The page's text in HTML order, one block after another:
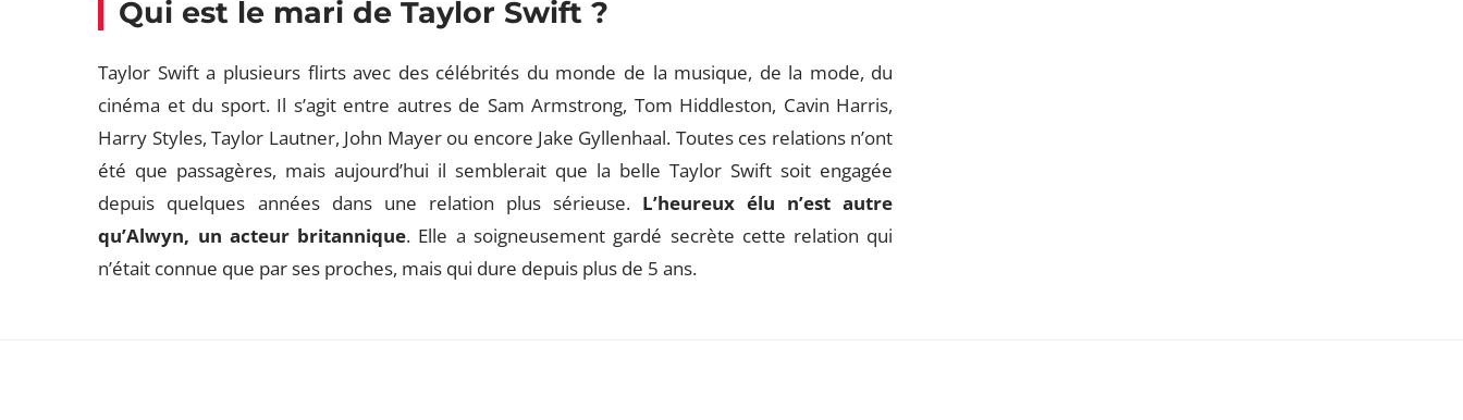
Qui est le mari de Taylor Swift ?
Taylor Swift a plusieurs flirts avec des célébrités du monde de la musique, de la mode, du
cinéma et du sport. Il s’agit entre autres de Sam Armstrong, Tom Hiddleston, Cavin Harris,
Harry Styles, Taylor Lautner, John Mayer ou encore Jake Gyllenhaal. Toutes ces relations n’ont
été que passagères, mais aujourd’hui il semblerait que la belle Taylor Swift soit engagée
depuis quelques années dans une relation plus sérieuse. L’heureux élu n’est autre
qu’Alwyn, un acteur britannique. Elle a soigneusement gardé secrète cette relation qui
n’était connue que par ses proches, mais qui dure depuis plus de 5 ans.